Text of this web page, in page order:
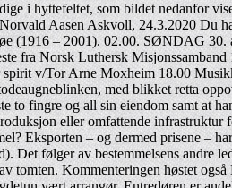
i hyttefeltet, som bildet nedanfor
Aasen Askvoll, 24.3.2020 Du
(1916 – 2001). 02.00. SØNDAG 30.
fra Norsk Luthersk
v/Tor Arne Moxheim 18.00
med blikket retta
fingre og all sin eiendom samt at
eller omfattende infrastruktur
Eksporten – og dermed prisene –
følger av bestemmelsens andre
tomten. Kommenteringen høstet